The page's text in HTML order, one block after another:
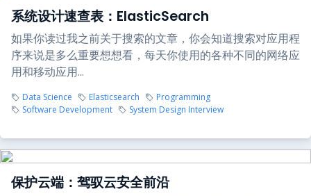
系统设计速查表：ElasticSearch
如果你读过我之前关于搜索的文章，你会知道搜索对应用程
序来说是多么重要想想看，每天你使用的各种不同的网络应
用和移动应用...
Data Science Elasticsearch
Programming
Software Development
System Design Interview
保护云端：驾驭云安全前沿